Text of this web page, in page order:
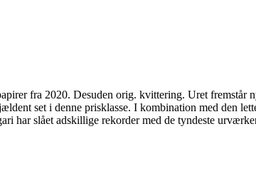
fra 2020. Desuden orig. kvittering. Uret
set i denne prisklasse. I kombination med den
har slået adskillige rekorder med de tyndeste